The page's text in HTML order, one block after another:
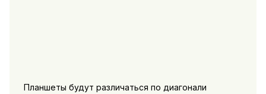
Планшеты будут различаться по диагонали